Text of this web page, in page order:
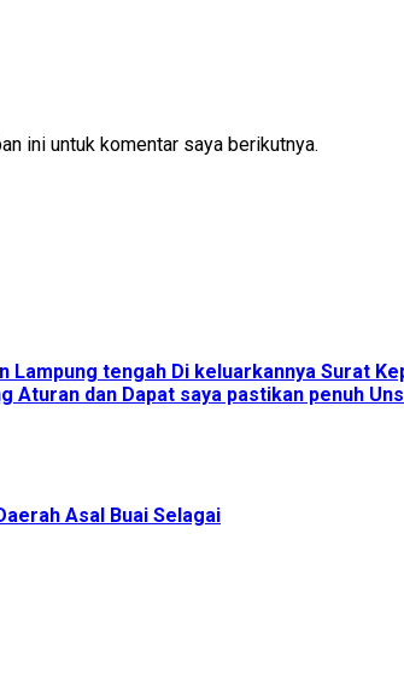
ini untuk komentar saya berikutnya.
Lampung tengah Di keluarkannya Surat
Aturan dan Dapat saya pastikan penuh
Asal Buai Selagai